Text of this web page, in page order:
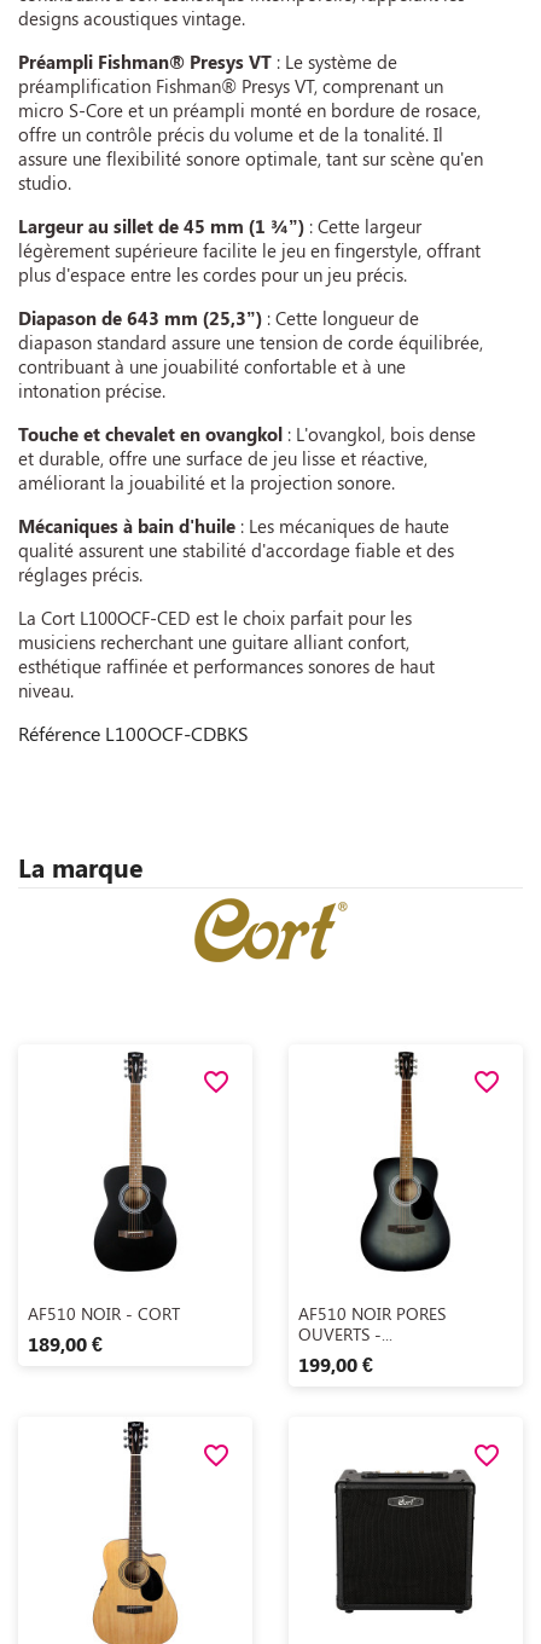
designs acoustiques vintage.
Préampli Fishman® Presys VT : Le système de
préamplification Fishman® Presys VT, comprenant un
micro S-Core et un préampli monté en bordure de rosace,
offre un contrôle précis du volume et de la tonalité. Il
assure une flexibilité sonore optimale, tant sur scène qu'en
studio.
Largeur au sillet de 45 mm (1 ¾”) : Cette largeur
légèrement supérieure facilite le jeu en fingerstyle, offrant
plus d'espace entre les cordes pour un jeu précis.
Diapason de 643 mm (25,3”) : Cette longueur de
diapason standard assure une tension de corde équilibrée,
contribuant à une jouabilité confortable et à une
intonation précise.
Touche et chevalet en ovangkol : L'ovangkol, bois dense
et durable, offre une surface de jeu lisse et réactive,
améliorant la jouabilité et la projection sonore.
Mécaniques à bain d'huile : Les mécaniques de haute
qualité assurent une stabilité d'accordage fiable et des
réglages précis.
La Cort L100OCF-CED est le choix parfait pour les
musiciens recherchant une guitare alliant confort,
esthétique raffinée et performances sonores de haut
niveau.
Référence L100OCF-CDBKS
La marque
Aperçu rapide
AF510 NOIR - CORT
189,00 €
favorite_border
Aperçu rapide
AF510 NOIR PORES
OUVERTS -...
199,00 €
favorite_border
favorite_border favorite_border